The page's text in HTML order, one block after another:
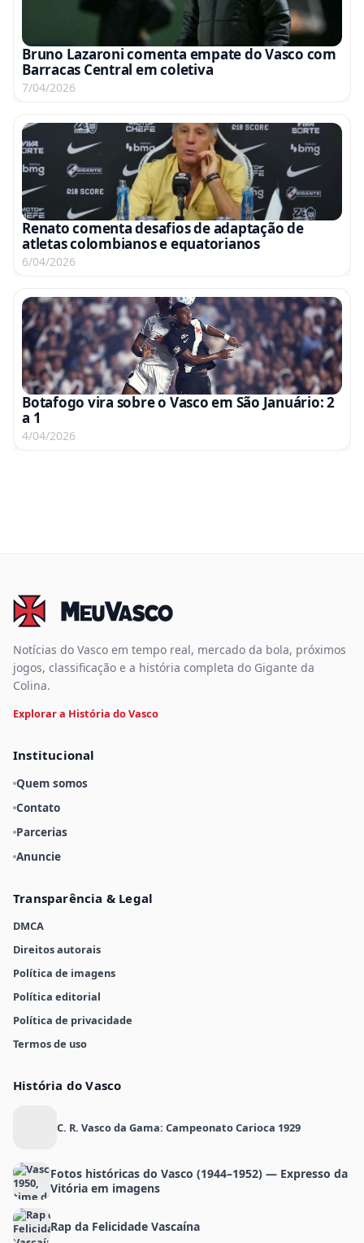
Bruno Lazaroni comenta empate do Vasco com
Barracas Central em coletiva
7/04/2026
Renato comenta desafios de adaptação de
atletas colombianos e equatorianos
6/04/2026
Botafogo vira sobre o Vasco em São Januário: 2
a 1
4/04/2026
Notícias do Vasco em tempo real, mercado da bola, próximos
jogos, classificação e a história completa do Gigante da
Colina.
Explorar a História do Vasco
Institucional
Quem somos
Contato
Parcerias
Anuncie
Transparência & Legal
DMCA
Direitos autorais
Política de imagens
Política editorial
Política de privacidade
Termos de uso
História do Vasco
C. R. Vasco da Gama: Campeonato Carioca 1929
Fotos históricas do Vasco (1944–1952) — Expresso da
Vitória em imagens
Rap da Felicidade Vascaína